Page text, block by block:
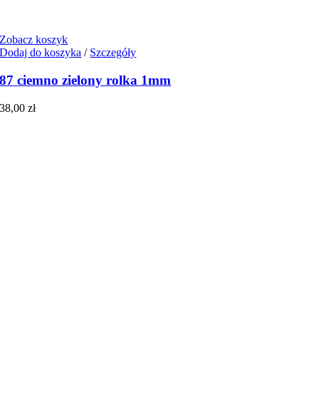
Zobacz koszyk
Dodaj do koszyka / Szczegóły
87 ciemno zielony rolka 1mm
38,00zł